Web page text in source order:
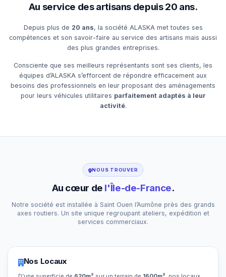
Au service des artisans depuis 20 ans.
Depuis plus de 20 ans, la société ALASKA met toutes ses
compétences et son savoir-faire au service des artisans mais aussi
des plus grandes entreprises.
Consciente que ses meilleurs représentants sont ses clients, les
équipes d’ALASKA s’efforcent de répondre efficacement aux
besoins des professionnels en leur proposant des aménagements
pour leurs véhicules utilitaires parfaitement adaptés à leur
activité.
NOUS TROUVER
Au cœur de l'Île-de-France.
Notre société est installée à Saint Ouen l’Aumône près des grands
axes routiers. Un site unique regroupant ateliers, expédition et
services commerciaux.
Nos Locaux